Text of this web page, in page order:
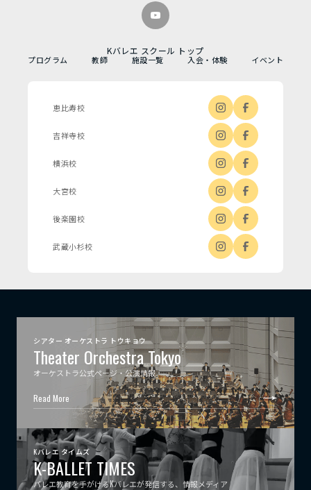
Kバレエ スクール トップ
プログラム 教師 施設一覧 入会・体験 イベント
恵比寿校
吉祥寺校
横浜校
大宮校
後楽園校
武蔵小杉校
シアター オーケストラ トウキョウ
Theater Orchestra Tokyo
オーケストラ公式ページ・公演情報
Read More
Kバレエ タイムズ
K-BALLET TIMES
バレエ教育を手がけるKバレエが発信する、情報メディア